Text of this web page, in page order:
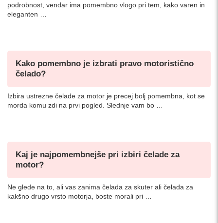
podrobnost, vendar ima pomembno vlogo pri tem, kako varen in
eleganten …
Kako pomembno je izbrati pravo motoristično
čelado?
Izbira ustrezne čelade za motor je precej bolj pomembna, kot se
morda komu zdi na prvi pogled. Slednje vam bo …
Kaj je najpomembnejše pri izbiri čelade za
motor?
Ne glede na to, ali vas zanima čelada za skuter ali čelada za
kakšno drugo vrsto motorja, boste morali pri …